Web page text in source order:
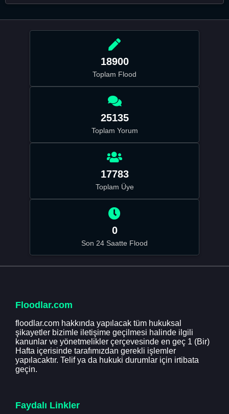
18900
Toplam Flood
25135
Toplam Yorum
17783
Toplam Üye
0
Son 24 Saatte Flood
Floodlar.com
floodlar.com hakkında yapılacak tüm hukuksal
şikayetler bizimle iletişime geçilmesi halinde ilgili
kanunlar ve yönetmelikler çerçevesinde en geç 1 (Bir)
Hafta içerisinde tarafımızdan gerekli işlemler
yapılacaktır. Telif ya da hukuki durumlar için irtibata
geçin.
Faydalı Linkler